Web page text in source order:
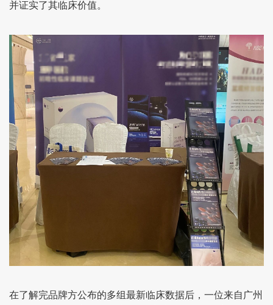
并证实了其临床价值。
在了解完品牌方公布的多组最新临床数据后，一位来自广州